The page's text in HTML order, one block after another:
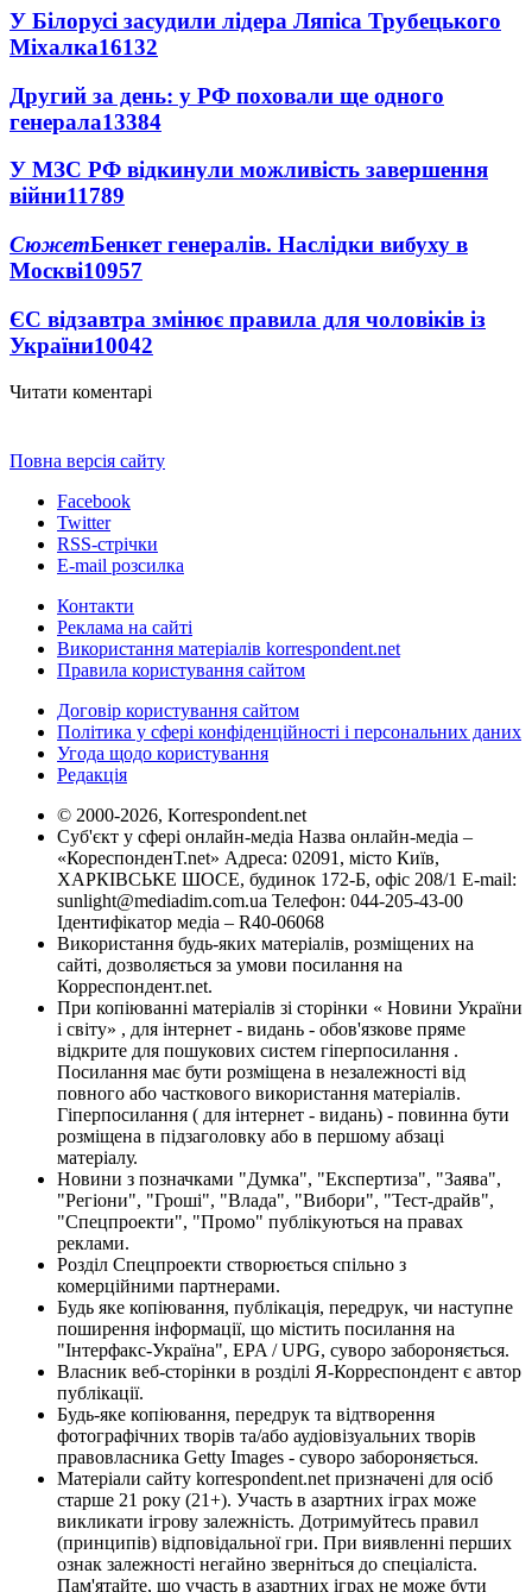
У Білорусі засудили лідера Ляпіса Трубецького
Міхалка16132
Другий за день: у РФ поховали ще одного
генерала13384
У МЗС РФ відкинули можливість завершення
війни11789
СюжетБенкет генералів. Наслідки вибуху в
Москві10957
ЄС відзавтра змінює правила для чоловіків із
України10042
Читати коментарі
Повна версія сайту
Facebook
Twitter
RSS-стрічки
E-mail розсилка
Контакти
Реклама на сайті
Використання матеріалів korrespondent.net
Правила користування сайтом
Договір користування сайтом
Політика у сфері конфіденційності і персональних даних
Угода щодо користування
Редакція
© 2000-2026, Korrespondent.net
Суб'єкт у сфері онлайн-медіа Назва онлайн-медіа –
«КореспонденТ.net» Адреса: 02091, місто Київ,
ХАРКІВСЬКЕ ШОСЕ, будинок 172-Б, офіс 208/1 E-mail:
sunlight@mediadim.com.ua Телефон: 044-205-43-00
Ідентифікатор медіа – R40-06068
Використання будь-яких матеріалів, розміщених на
сайті, дозволяється за умови посилання на
Корреспондент.net.
При копіюванні матеріалів зі сторінки « Новини України
і світу» , для інтернет - видань - обов'язкове пряме
відкрите для пошукових систем гіперпосилання .
Посилання має бути розміщена в незалежності від
повного або часткового використання матеріалів.
Гіперпосилання ( для інтернет - видань) - повинна бути
розміщена в підзаголовку або в першому абзаці
матеріалу.
Новини з позначками "Думка", "Експертиза", "Заява",
"Регіони", "Гроші", "Влада", "Вибори", "Тест-драйв",
"Спецпроекти", "Промо" публікуються на правах
реклами.
Розділ Спецпроекти створюється спільно з
комерційними партнерами.
Будь яке копіювання, публікація, передрук, чи наступне
поширення інформації, що містить посилання на
"Інтерфакс-Україна", EPA / UPG, суворо забороняється.
Власник веб-сторінки в розділі Я-Корреспондент є автор
публікації.
Будь-яке копіювання, передрук та відтворення
фотографічних творів та/або аудіовізуальних творів
правовласника Getty Images - суворо забороняється.
Матеріали сайту korrespondent.net призначені для осіб
старше 21 року (21+). Участь в азартних іграх може
викликати ігрову залежність. Дотримуйтесь правил
(принципів) відповідальної гри. При виявленні перших
ознак залежності негайно зверніться до спеціаліста.
Пам'ятайте, що участь в азартних іграх не може бути